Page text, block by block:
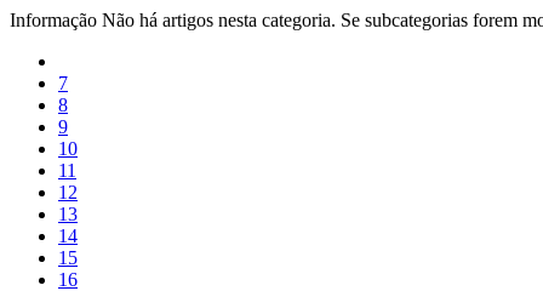
Informação Não há artigos nesta categoria. Se subcategorias forem
7
8
9
10
11
12
13
14
15
16